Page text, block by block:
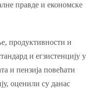
правде и економске
продуктивности и
и егзистенцију у
и пензија повећати
оценили су данас